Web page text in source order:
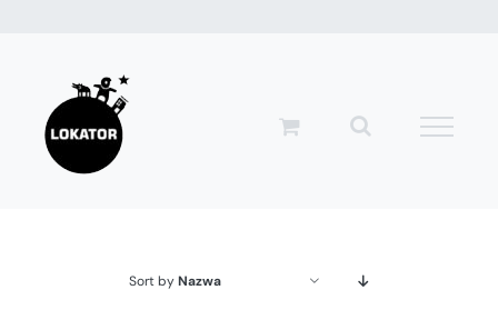
zawartości
Sort byNazwa